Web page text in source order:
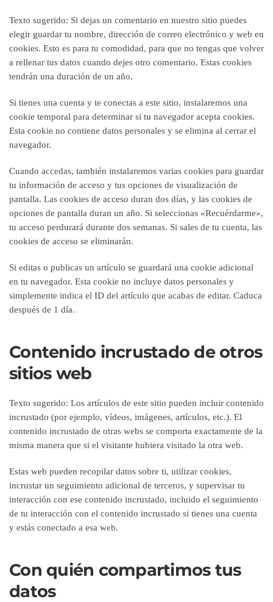
Texto sugerido: Si dejas un comentario en nuestro sitio puedes
elegir guardar tu nombre, dirección de correo electrónico y web en
cookies. Esto es para tu comodidad, para que no tengas que volver
a rellenar tus datos cuando dejes otro comentario. Estas cookies
tendrán una duración de un año.
Si tienes una cuenta y te conectas a este sitio, instalaremos una
cookie temporal para determinar si tu navegador acepta cookies.
Esta cookie no contiene datos personales y se elimina al cerrar el
navegador.
Cuando accedas, también instalaremos varias cookies para guardar
tu información de acceso y tus opciones de visualización de
pantalla. Las cookies de acceso duran dos días, y las cookies de
opciones de pantalla duran un año. Si seleccionas «Recuérdarme»,
tu acceso perdurará durante dos semanas. Si sales de tu cuenta, las
cookies de acceso se eliminarán.
Si editas o publicas un artículo se guardará una cookie adicional
en tu navegador. Esta cookie no incluye datos personales y
simplemente indica el ID del artículo que acabas de editar. Caduca
después de 1 día.
Contenido incrustado de otros
sitios web
Texto sugerido: Los artículos de este sitio pueden incluir contenido
incrustado (por ejemplo, vídeos, imágenes, artículos, etc.). El
contenido incrustado de otras webs se comporta exactamente de la
misma manera que si el visitante hubiera visitado la otra web.
Estas web pueden recopilar datos sobre ti, utilizar cookies,
incrustar un seguimiento adicional de terceros, y supervisar tu
interacción con ese contenido incrustado, incluido el seguimiento
de tu interacción con el contenido incrustado si tienes una cuenta
y estás conectado a esa web.
Con quién compartimos tus
datos